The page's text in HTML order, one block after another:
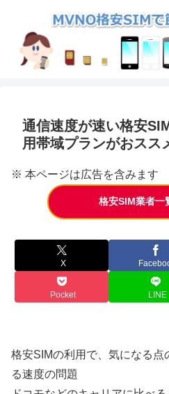
通信速度が速い格安
用帯域プランがおスス
※ 本ページは広告を含みます
格安SIM業者一
X
Pocket LINE
格安SIMの利用で、気になる
る速度の問題